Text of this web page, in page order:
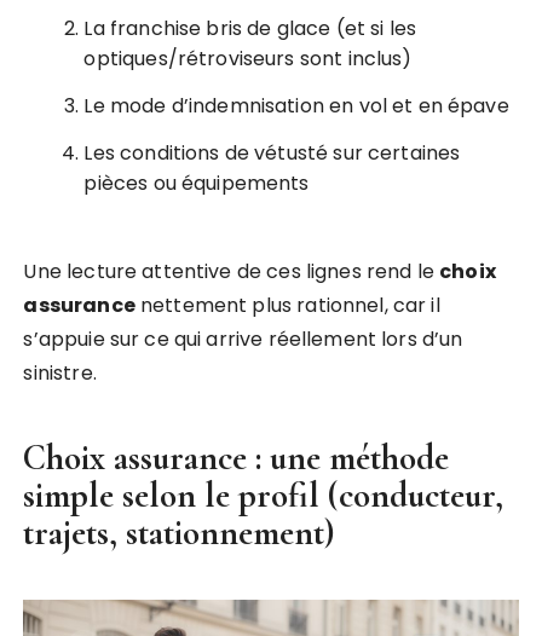
La franchise bris de glace (et si les
optiques/rétroviseurs sont inclus)
Le mode d’indemnisation en vol et en épave
Les conditions de vétusté sur certaines
pièces ou équipements
Une lecture attentive de ces lignes rend le choix
assurancenettement plus rationnel, car il
s’appuie sur ce qui arrive réellement lors d’un
sinistre.
Choix assurance : une méthode
simple selon le profil (conducteur,
trajets, stationnement)